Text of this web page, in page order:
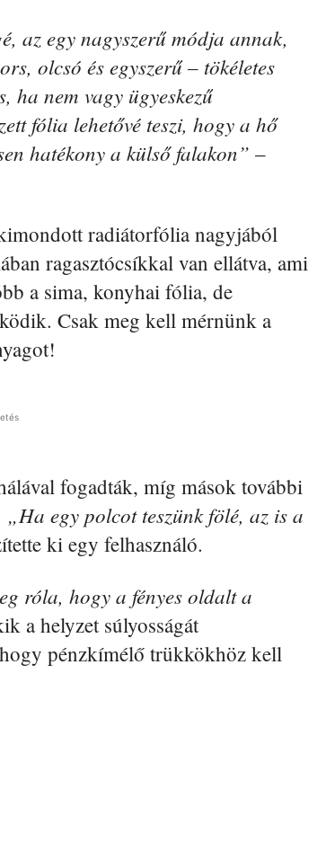
az egy nagyszerű módja annak,
olcsó és egyszerű – tökéletes
ha nem vagy ügyeskezű
fólia lehetővé teszi, hogy a hő
hatékony a külső falakon” –
radiátorfólia nagyjából
ragasztócsíkkal van ellátva, ami
a sima, konyhai fólia, de
Csak meg kell mérnünk a
fogadták, míg mások további
„Ha egy polcot teszünk fölé, az is a
ki egy felhasználó.
róla, hogy a fényes oldalt a
a helyzet súlyosságát
pénzkímélő trükkökhöz kell